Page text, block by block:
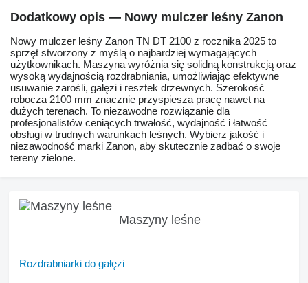
Dodatkowy opis — Nowy mulczer leśny Zanon
Nowy mulczer leśny Zanon TN DT 2100 z rocznika 2025 to
sprzęt stworzony z myślą o najbardziej wymagających
użytkownikach. Maszyna wyróżnia się solidną konstrukcją oraz
wysoką wydajnością rozdrabniania, umożliwiając efektywne
usuwanie zarośli, gałęzi i resztek drzewnych. Szerokość
robocza 2100 mm znacznie przyspiesza pracę nawet na
dużych terenach. To niezawodne rozwiązanie dla
profesjonalistów ceniących trwałość, wydajność i łatwość
obsługi w trudnych warunkach leśnych. Wybierz jakość i
niezawodność marki Zanon, aby skutecznie zadbać o swoje
tereny zielone.
Maszyny leśne
Rozdrabniarki do gałęzi